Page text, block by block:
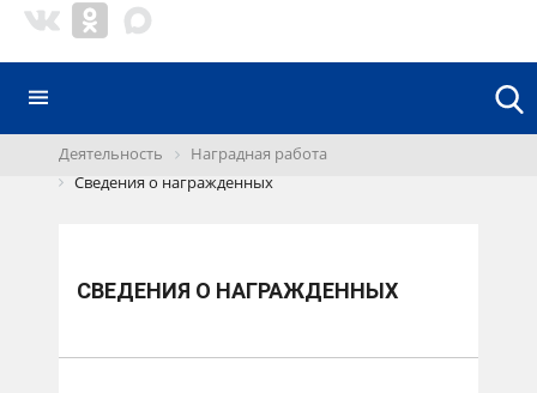
Деятельность
Наградная работа
Сведения о награжденных
СВЕДЕНИЯ О НАГРАЖДЕННЫХ